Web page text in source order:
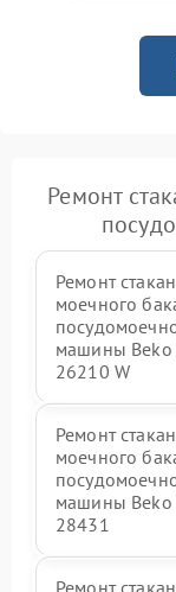
Ремонт
Ремонт
моечного
машины Beko
26210 W
Ремонт
моечного
машины Beko
28431